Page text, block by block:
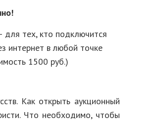
для тех, кто подключится
интернет в любой точке
1500 руб.)
Как открыть аукционный
Что необходимо, чтобы